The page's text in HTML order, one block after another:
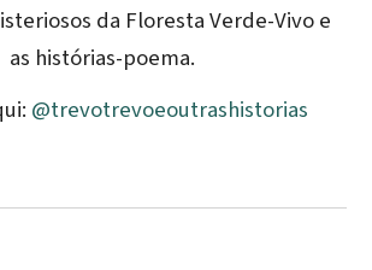
da Floresta Verde-Vivo e
as histórias-poema.
@trevotrevoeoutrashistorias